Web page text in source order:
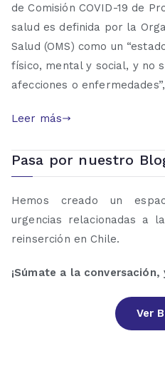
de Comisión COVID-19 de
salud es definida por la
Salud (OMS) como un
físico, mental y social, y no
afecciones o
Leer más
Pasa por nuestro
Hemos creado un
urgencias relacionadas a
reinserción en Chile.
¡Súmate a la
Ver